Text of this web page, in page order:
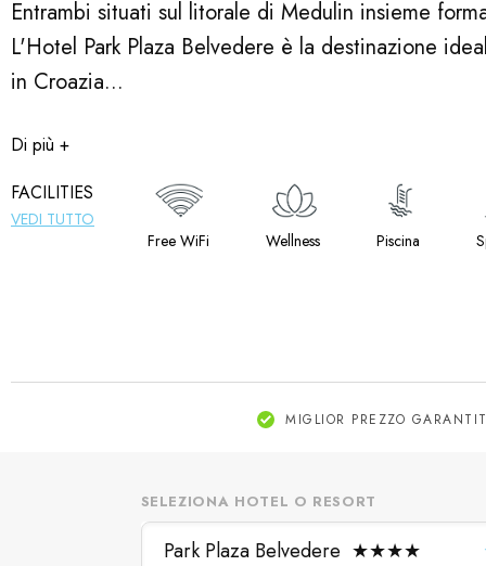
Entrambi situati sul litorale di Medulin insieme
L'Hotel Park Plaza Belvedere è la destinazione
in Croazia...
Di più +
FACILITIES
VEDI TUTTO
Free WiFi
Wellness Piscina
MIGLIOR PREZZO
SELEZIONA HOTEL O RESORT
Park Plaza Belvedere ★★★★